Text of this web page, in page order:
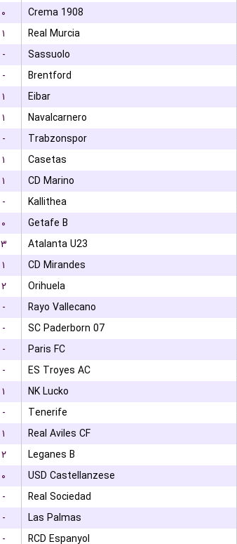
۰ Crema 1908
۱ Real Murcia
- Sassuolo
- Brentford
۱ Eibar
۱ Navalcarnero
- Trabzonspor
۱ Casetas
۱ CD Marino
- Kallithea
۰ Getafe B
۳ Atalanta U23
۱ CD Mirandes
۲ Orihuela
- Rayo Vallecano
- SC Paderborn 07
- Paris FC
- ES Troyes AC
۱ NK Lucko
- Tenerife
۱ Real Aviles CF
۲ Leganes B
۰ USD Castellanzese
- Real Sociedad
- Las Palmas
- RCD Espanyol